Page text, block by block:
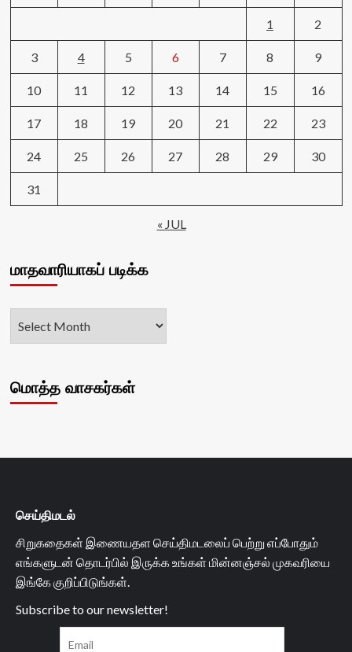
1
2
3 4 5 6 7 8 9
10 11 12 13 14 15 16
17 18 19 20 21 22 23
24 25 26 27 28 29 30
31
« JUL
மாதவாரியாகப் படிக்க
மொத்த வாசகர்கள்
செய்திமடல்
சிறுகதைகள் இணையதள செய்திமடலைப் பெற்று எப்போதும்
எங்களுடன் தொடர்பில் இருக்க உங்கள் மின்னஞ்சல் முகவரியை
இங்கே குறிப்பிடுங்கள்.
Subscribe to our newsletter!